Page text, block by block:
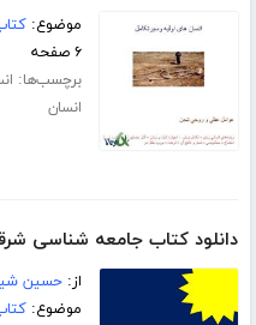
موضوع:
۶ صفحه
برچسب‌ها:
انسان
دانلود کتاب جامعه شناسی
از:حسین
موضوع: